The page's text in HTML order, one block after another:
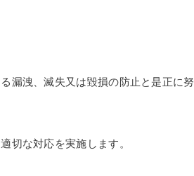
漏洩、滅失又は毀損の防止と是正に努
切な対応を実施します。